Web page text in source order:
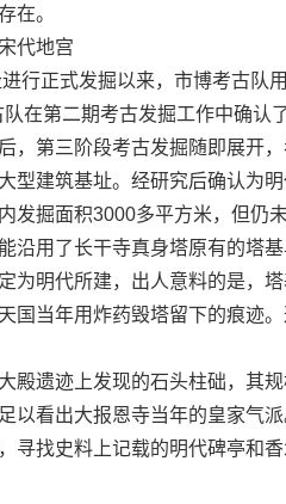
在。
代地宫
行正式发掘以来，市博考古队
在第二期考古发掘工作中确认
，第三阶段考古发掘随即展开
型建筑基址。经研究后确认为
发掘面积3000多平方米，但仍
沿用了长干寺真身塔原有的塔
为明代所建，出人意料的是，
国当年用炸药毁塔留下的痕迹
殿遗迹上发现的石头柱础，其
以看出大报恩寺当年的皇家气
寻找史料上记载的明代碑亭和